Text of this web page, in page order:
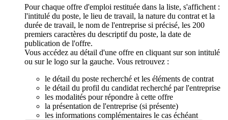
Pour chaque offre d'emploi restituée dans la liste, s'affichent :
l'intitulé du poste, le lieu de travail, la nature du contrat et la
durée de travail, le nom de l'entreprise si précisé, les 200
premiers caractères du descriptif du poste, la date de
publication de l'offre.
Vous accédez au détail d'une offre en cliquant sur son intitulé
ou sur le logo sur la gauche. Vous retrouvez :
le détail du poste recherché et les éléments de contrat
le détail du profil du candidat recherché par l'entreprise
les modalités pour répondre à cette offre
la présentation de l'entreprise (si présente)
les informations complémentaires le cas échéant